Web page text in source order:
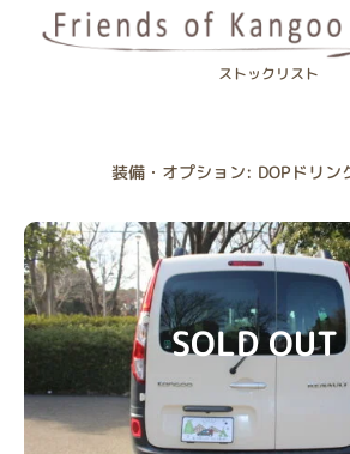
ストックリスト
装備・オプション: DOPドリン
SOLD OUT